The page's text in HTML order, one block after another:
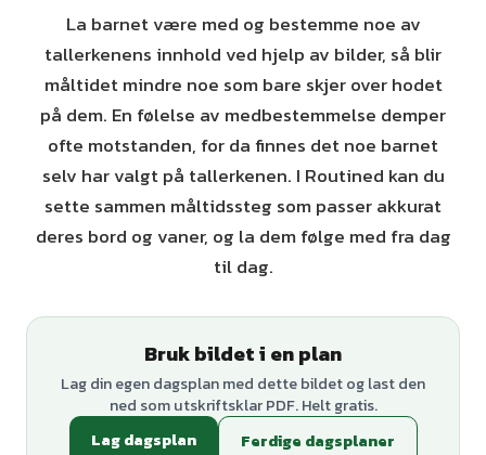
La barnet være med og bestemme noe av
tallerkenens innhold ved hjelp av bilder, så blir
måltidet mindre noe som bare skjer over hodet
på dem. En følelse av medbestemmelse demper
ofte motstanden, for da finnes det noe barnet
selv har valgt på tallerkenen. I Routined kan du
sette sammen måltidssteg som passer akkurat
deres bord og vaner, og la dem følge med fra dag
til dag.
Bruk bildet i en plan
Lag din egen dagsplan med dette bildet og last den
ned som utskriftsklar PDF. Helt gratis.
Lag dagsplan
Ferdige dagsplaner